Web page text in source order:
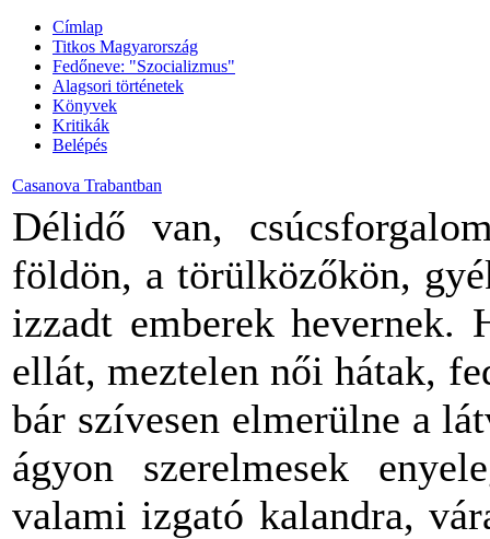
Címlap
Titkos Magyarország
Fedőneve: "Szocializmus"
Alagsori történetek
Könyvek
Kritikák
Belépés
Casanova Trabantban
Délidő van,
földön, a törülközőkön,
izzadt emberek hevernek.
ellát, meztelen női hátak,
bár szívesen elmerülne a
ágyon szerelmesek
valami izgató kalandra,